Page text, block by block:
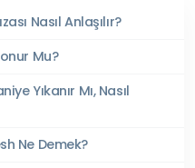
Nasıl Anlaşılır?
Mu?
Yıkanır Mı, Nasıl
Ne Demek?